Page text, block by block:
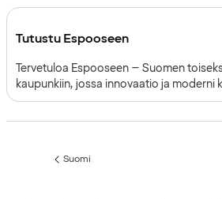
Tutustu Espooseen
Tervetuloa Espooseen – Suomen
kaupunkiin, jossa innovaatio ja moderni
kohtaavat metsien, järvien ja Itämeren
Edellinen
Suomi